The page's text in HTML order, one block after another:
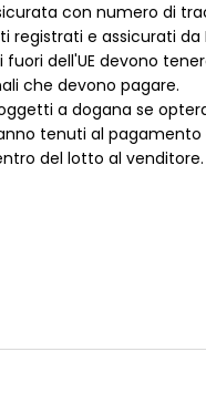
con numero di
registrati e assicurati da
dell'UE devono
che devono pagare.
a dogana se
tenuti al pagamento
del lotto al venditore.